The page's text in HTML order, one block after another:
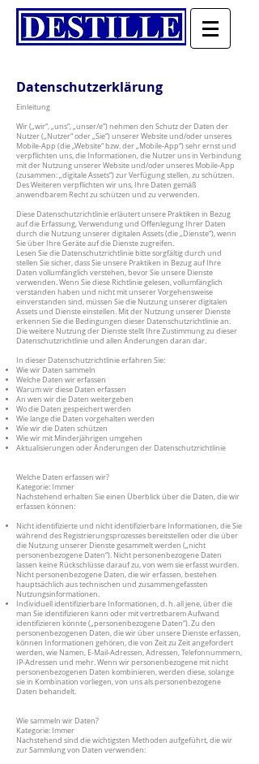
Datenschutzerklärung
Einleitung
Wir („wir“, „uns“, „unser/e“) nehmen den Schutz der Daten der
Nutzer („Nutzer“ oder „Sie“) unserer Website und/oder unseres
Mobile-App (die „Website“ bzw. der „Mobile-App“) sehr ernst und
verpflichten uns, die Informationen, die Nutzer uns in Verbindung
mit der Nutzung unserer Website und/oder unseres Mobile-App
(zusammen: „digitale Assets“) zur Verfügung stellen, zu schützen.
Des Weiteren verpflichten wir uns, Ihre Daten gemäß
anwendbarem Recht zu schützen und zu verwenden.
Diese Datenschutzrichtlinie erläutert unsere Praktiken in Bezug
auf die Erfassung, Verwendung und Offenlegung Ihrer Daten
durch die Nutzung unserer digitalen Assets (die „Dienste“), wenn
Sie über Ihre Geräte auf die Dienste zugreifen.
Lesen Sie die Datenschutzrichtlinie bitte sorgfältig durch und
stellen Sie sicher, dass Sie unsere Praktiken in Bezug auf Ihre
Daten vollumfänglich verstehen, bevor Sie unsere Dienste
verwenden. Wenn Sie diese Richtlinie gelesen, vollumfänglich
verstanden haben und nicht mit unserer Vorgehensweise
einverstanden sind, müssen Sie die Nutzung unserer digitalen
Assets und Dienste einstellen. Mit der Nutzung unserer Dienste
erkennen Sie die Bedingungen dieser Datenschutzrichtlinie an.
Die weitere Nutzung der Dienste stellt Ihre Zustimmung zu dieser
Datenschutzrichtlinie und allen Änderungen daran dar.
In dieser Datenschutzrichtlinie erfahren Sie:
Wie wir Daten sammeln
Welche Daten wir erfassen
Warum wir diese Daten erfassen
An wen wir die Daten weitergeben
Wo die Daten gespeichert werden
Wie lange die Daten vorgehalten werden
Wie wir die Daten schützen
Wie wir mit Minderjährigen umgehen
Aktualisierungen oder Änderungen der Datenschutzrichtlinie
Welche Daten erfassen wir?
Kategorie: Immer
Nachstehend erhalten Sie einen Überblick über die Daten, die wir
erfassen können:
Nicht identifizierte und nicht identifizierbare Informationen, die Sie
während des Registrierungsprozesses bereitstellen oder die über
die Nutzung unserer Dienste gesammelt werden („nicht
personenbezogene Daten“). Nicht personenbezogene Daten
lassen keine Rückschlüsse darauf zu, von wem sie erfasst wurden.
Nicht personenbezogene Daten, die wir erfassen, bestehen
hauptsächlich aus technischen und zusammengefassten
Nutzungsinformationen.
Individuell identifizierbare Informationen, d. h. all jene, über die
man Sie identifizieren kann oder mit vertretbarem Aufwand
identifizieren könnte („personenbezogene Daten“). Zu den
personenbezogenen Daten, die wir über unsere Dienste erfassen,
können Informationen gehören, die von Zeit zu Zeit angefordert
werden, wie Namen, E-Mail-Adressen, Adressen, Telefonnummern,
IP-Adressen und mehr. Wenn wir personenbezogene mit nicht
personenbezogenen Daten kombinieren, werden diese, solange
sie in Kombination vorliegen, von uns als personenbezogene
Daten behandelt.
Wie sammeln wir Daten?
Kategorie: Immer
Nachstehend sind die wichtigsten Methoden aufgeführt, die wir
zur Sammlung von Daten verwenden: